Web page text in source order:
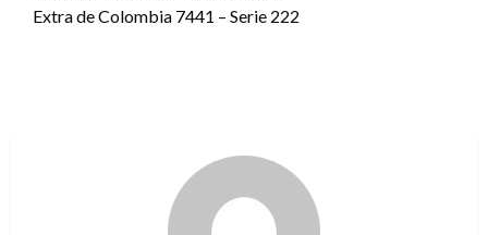
Extra de Colombia 7441 – Serie 222